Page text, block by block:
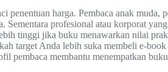
penentuan harga. Pembaca anak muda,
Sementara profesional atau korporat
tinggi jika buku menawarkan nilai
target Anda lebih suka membeli e-
pembaca membantu menempatkan